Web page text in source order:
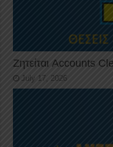
Ζητείται Accounts
July 17, 2026